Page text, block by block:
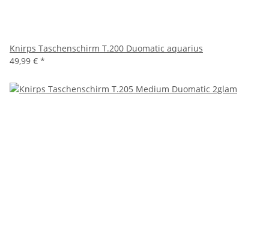
Knirps Taschenschirm T.200 Duomatic aquarius
49,99 € *